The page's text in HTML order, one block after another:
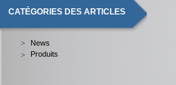
CATÉGORIES DES ARTICLES
News
Produits